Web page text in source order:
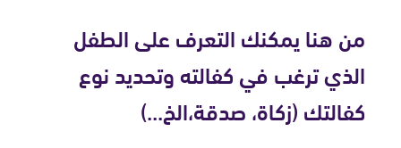
من هنا يمكنك التعرف على الطفل
الذي ترغب في كفالته وتحديد نوع
كفالتك (زكاة، صدقة،الخ...)